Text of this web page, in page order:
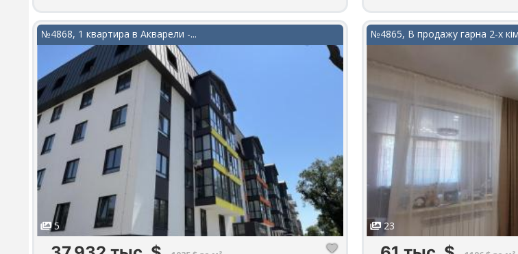
№4868, 1 квартира в Акварели -...
5
№4865, В продажу гарна 2-х
23